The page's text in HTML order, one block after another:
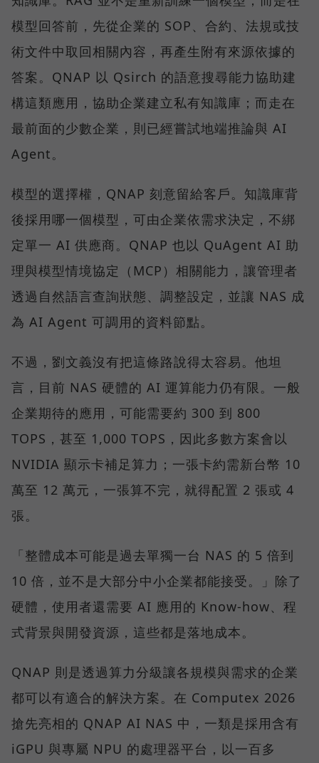
模型回答前，先從企業的 SOP、合約、法規或技
術文件中取回相關內容，再產生附有來源依據的
答案。QNAP 以 Qsirch 的語意搜尋能力協助建
構這類應用，協助企業建立私有知識庫；而走在
最前面的少數企業，則已經嘗試地端推論與 AI
Agent。
模型的選擇權，QNAP 刻意留給客戶。知識庫背
後採用哪一個模型，可由企業依需求決定，不綁
定單一 AI 供應商。QNAP 也以 QuAgent AI 助
理與模型情境協定（MCP）相關能力，讓管理者
透過自然語言查詢狀態、調整設定，並讓 NAS 成
為 AI Agent 可調用的資料節點。
不過，劉文義沒有把這條路說得太容易。他坦
言，目前 NAS 硬體的 AI 運算能力仍有限。一般
企業期待的應用，可能需要約 300 到 800
TOPS，甚至 1,000 TOPS，因此多數方案會以
NVIDIA 顯示卡補足算力；一張卡約需新台幣 10
萬至 12 萬元，一張算不完，就得配置 2 張或 4
張。
「整體成本可能是過去單獨一台 NAS 的 5 倍到
10 倍，並不是大部分中小企業都能接受。」除了
硬體，使用者還需要 AI 應用的 Know-how、程
式背景與開發資源，這些都是落地成本。
QNAP 則是透過算力分級讓各規模與需求的企業
都可以有適合的解決方案。在 Computex 2026
搶先亮相的 QNAP AI NAS 中，一類是採用含有
iGPU 與專屬 NPU 的處理器平台，以一百多